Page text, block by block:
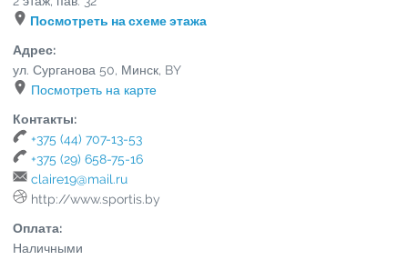
Посмотреть на схеме этажа
Адрес:
ул. Сурганова 50, Минск, BY
Посмотреть на карте
Контакты:
+375 (44) 707-13-53
+375 (29) 658-75-16
claire19@mail.ru
http://www.sportis.by
Оплата:
Наличными